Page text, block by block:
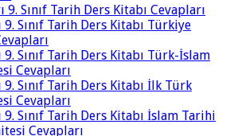
9. Sınıf Tarih Ders Kitabı Cevapları
9. Sınıf Tarih Ders Kitabı Türkiye
9. Sınıf Tarih Ders Kitabı Türk-İslam
Cevapları
9. Sınıf Tarih Ders Kitabı İlk Türk
Cevapları
9. Sınıf Tarih Ders Kitabı İslam Tarihi
Cevapları